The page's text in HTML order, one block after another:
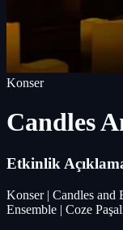
Konser
Candles
Etkinlik
Konser | Candles and
Ensemble | Coze